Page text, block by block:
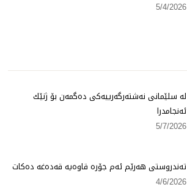
5/4/2026
لە سلێمانی نەشتەرگەرییەكی دەگمەن بۆ ژنێك
ئەنجامدرا
5/7/2026
تەندروستی هەرێم ئەم جۆرە قاوەیە قەدەغە دەكات
4/6/2026